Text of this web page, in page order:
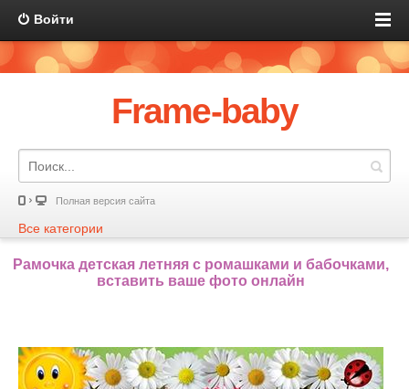
Войти
Frame-baby
Полная версия сайта
Все категории
Рамочка детская летняя с ромашками и бабочками,
вставить ваше фото онлайн